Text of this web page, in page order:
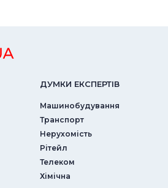
ДУМКИ ЕКСПЕРТIВ
Машинобудування
Транспорт
Нерухомість
Рітейл
Телеком
Хімічна